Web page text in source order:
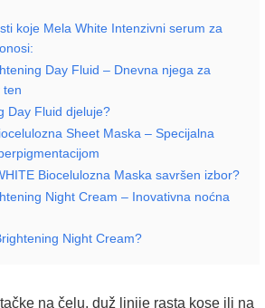
koje Mela White Intenzivni serum za
Day Fluid – Dnevna njega za
ten
Day Fluid djeluje?
Sheet Maska – Specijalna
Biocelulozna Maska savršen izbor?
Night Cream – Inovativna noćna
Night Cream?
na čelu, duž linije rasta kose ili na